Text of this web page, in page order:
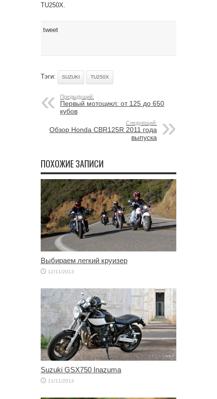
TU250X.
tweet
Тэги: SUZUKI TU250X
Предыдущий:
Первый мотоцикл: от 125 до 650
кубов
Следующий:
Обзор Honda CBR125R 2011 года
выпуска
ПОХОЖИЕ ЗАПИСИ
Выбираем легкий круизер
12/11/2013
Suzuki GSX750 Inazuma
11/11/2013